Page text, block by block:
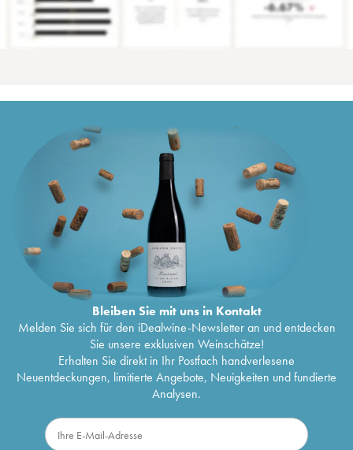
Bleiben Sie mit uns in Kontakt
Melden Sie sich für den iDealwine-Newsletter an und entdecken
Sie unsere exklusiven Weinschätze!
Erhalten Sie direkt in Ihr Postfach handverlesene
Neuentdeckungen, limitierte Angebote, Neuigkeiten und fundierte
Analysen.